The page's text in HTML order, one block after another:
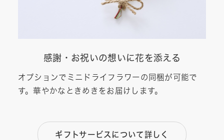
感謝・お祝いの想いに花を添える
オプションでミニドライフラワーの同梱が可能で
す。華やかなときめきをお届けします。
ギフトサービスについて詳しく